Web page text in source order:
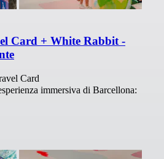
Card + White Rabbit -
Card
immersiva di Barcellona: